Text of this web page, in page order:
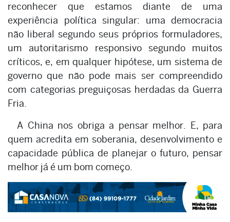
reconhecer que estamos diante de uma
experiência política singular: uma democracia
não liberal segundo seus próprios formuladores,
um autoritarismo responsivo segundo muitos
críticos, e, em qualquer hipótese, um sistema de
governo que não pode mais ser compreendido
com categorias preguiçosas herdadas da Guerra
Fria.
A China nos obriga a pensar melhor. E, para
quem acredita em soberania, desenvolvimento e
capacidade pública de planejar o futuro, pensar
melhor já é um bom começo.